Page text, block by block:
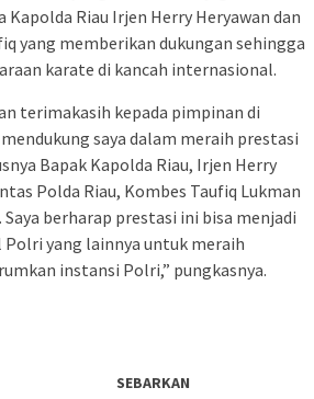
Riau Irjen Herry Heryawan dan
yang memberikan dukungan sehingga
karate di kancah internasional.
terimakasih kepada pimpinan di
saya dalam meraih prestasi
Bapak Kapolda Riau, Irjen Herry
Polda Riau, Kombes Taufiq Lukman
berharap prestasi ini bisa menjadi
yang lainnya untuk meraih
instansi Polri,” pungkasnya.
SEBARKAN